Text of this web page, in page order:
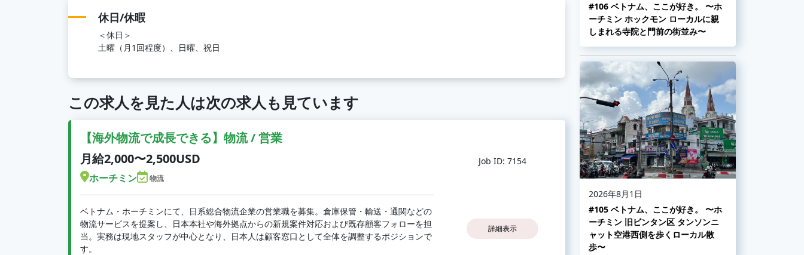
休日/休暇
＜休日＞
土曜（月1回程度）、日曜、祝日
この求人を見た人は次の求人も見ています
【海外物流で成長できる】物流 / 営業
月給2,000〜2,500USD
ホーチミン 物流
ベトナム・ホーチミンにて、日系総合物流企業の営業職を募集。倉庫保管・輸送・通関などの
物流サービスを提案し、日本本社や海外拠点からの新規案件対応および既存顧客フォローを担
当。実務は現地スタッフが中心となり、日本人は顧客窓口として全体を調整するポジションで
す。
Job ID: 7154
詳細表示
#106 ベトナム、ここが好き。 〜ホ
ーチミン ホックモン ローカルに親
しまれる寺院と門前の街並み〜
2026年8月1日
#105 ベトナム、ここが好き。 〜ホ
ーチミン 旧ビンタン区 タンソンニ
ャット空港西側を歩くローカル散
歩〜